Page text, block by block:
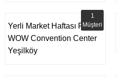
Yerli Market Haftası Fuarı |
WOW Convention Center
Yeşilköy
1
Müşteri